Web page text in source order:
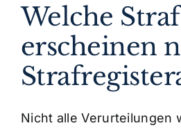
Rechtsgebiete
Erfolge
Rechtsinformationen
Welche
erscheinen
Nicht alle Verurteilungen